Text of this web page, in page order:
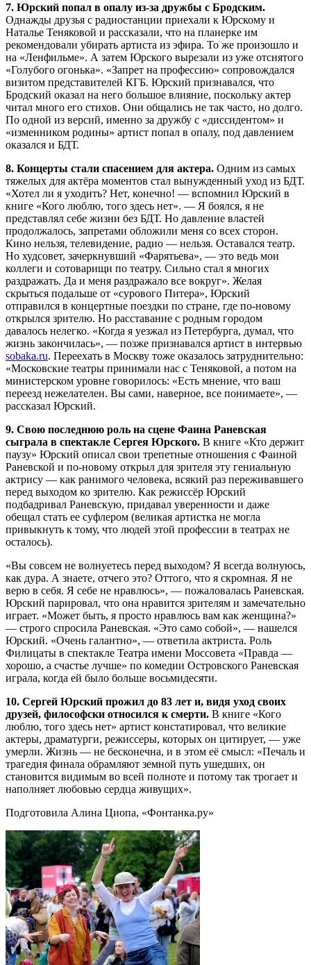
7. Юрский попал в опалу из-за дружбы с Бродским.
Однажды друзья с радиостанции приехали к Юрскому и
Наталье Теняковой и рассказали, что на планерке им
рекомендовали убирать артиста из эфира. То же произошло и
на «Ленфильме». А затем Юрского вырезали из уже отснятого
«Голубого огонька». «Запрет на профессию» сопровождался
визитом представителей КГБ. Юрский признавался, что
Бродский оказал на него большое влияние, поскольку актер
читал много его стихов. Они общались не так часто, но долго.
По одной из версий, именно за дружбу с «диссидентом» и
«изменником родины» артист попал в опалу, под давлением
оказался и БДТ.
8. Концерты стали спасением для актера. Одним из самых
тяжелых для актёра моментов стал вынужденный уход из БДТ.
«Хотел ли я уходить? Нет, конечно! — вспомнил Юрский в
книге «Кого люблю, того здесь нет». — Я боялся, я не
представлял себе жизни без БДТ. Но давление властей
продолжалось, запретами обложили меня со всех сторон.
Кино нельзя, телевидение, радио — нельзя. Оставался театр.
Но худсовет, зачеркнувший «Фарятьева», — это ведь мои
коллеги и сотоварищи по театру. Сильно стал я многих
раздражать. Да и меня раздражало все вокруг». Желая
скрыться подальше от «сурового Питера», Юрский
отправился в концертные поездки по стране, где по-новому
открылся зрителю. Но расставание с родным городом
давалось нелегко. «Когда я уезжал из Петербурга, думал, что
жизнь закончилась», — позже признавался артист в интервью
sobaka.ru. Переехать в Москву тоже оказалось затруднительно:
«Московские театры принимали нас с Теняковой, а потом на
министерском уровне говорилось: «Есть мнение, что ваш
переезд нежелателен. Вы сами, наверное, все понимаете», —
рассказал Юрский.
9. Свою последнюю роль на сцене Фаина Раневская
сыграла в спектакле Сергея Юрского. В книге «Кто держит
паузу» Юрский описал свои трепетные отношения с Фаиной
Раневской и по-новому открыл для зрителя эту гениальную
актрису — как ранимого человека, всякий раз переживавшего
перед выходом ко зрителю. Как режиссёр Юрский
подбадривал Раневскую, придавал уверенности и даже
обещал стать ее суфлером (великая артистка не могла
привыкнуть к тому, что людей этой профессии в театрах не
осталось).
«Вы совсем не волнуетесь перед выходом? Я всегда волнуюсь,
как дура. А знаете, отчего это? Оттого, что я скромная. Я не
верю в себя. Я себе не нравлюсь», — пожаловалась Раневская.
Юрский парировал, что она нравится зрителям и замечательно
играет. «Может быть, я просто нравлюсь вам как женщина?»
— строго спросила Раневская. «Это само собой», — нашелся
Юрский. «Очень галантно», — ответила актриста. Роль
Филицаты в спектакле Театра имени Моссовета «Правда —
хорошо, а счастье лучше» по комедии Островского Раневская
играла, когда ей было больше восьмидесяти.
10. Сергей Юрский прожил до 83 лет и, видя уход своих
друзей, философски относился к смерти. В книге «Кого
люблю, того здесь нет» артист констатировал, что великие
актеры, драматурги, режиссеры, которых он цитирует, — уже
умерли. Жизнь — не бесконечна, и в этом её смысл: «Печаль и
трагедия финала обрамляют земной путь ушедших, он
становится видимым во всей полноте и потому так трогает и
наполняет любовью сердца живущих».
Подготовила Алина Циопа, «Фонтанка.ру»